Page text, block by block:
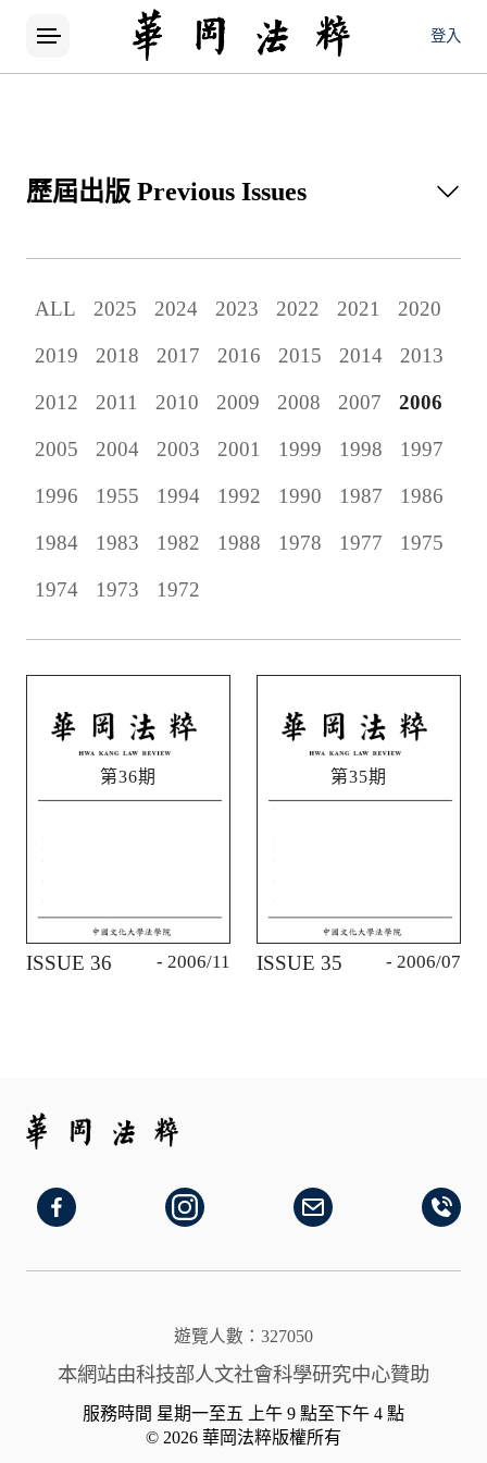
登入
歷屆出版 Previous Issues
當期出版
ALL 2025 2024 2023 2022 2021 2020
2019 2018 2017 2016 2015 2014 2013
2012 2011 2010 2009 2008 2007 2006
2005 2004 2003 2001 1999 1998 1997
1996 1955 1994 1992 1990 1987 1986
1984 1983 1982 1988 1978 1977 1975
1974 1973 1972
第36期
ISSUE 36 - 2006/11
第35期
ISSUE 35 - 2006/07
遊覽人數：327050
本網站由科技部人文社會科學研究中心贊助
服務時間 星期一至五 上午 9 點至下午 4 點
© 2026 華岡法粹版權所有